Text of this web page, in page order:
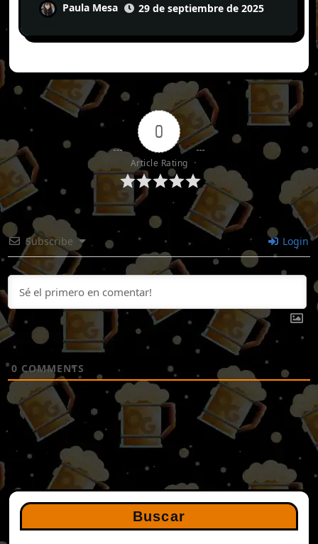
Paula Mesa 29 de septiembre de 2025
0
Article Rating
Subscribe Login
0 COMMENTS
Buscar